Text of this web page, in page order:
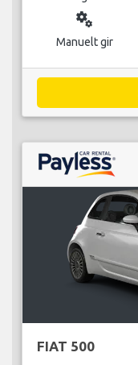
miscellaneous_services
Manuelt gir
FIAT 500